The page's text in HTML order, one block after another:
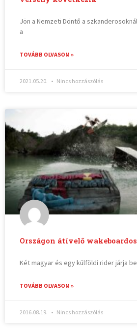
Jön a Nemzeti Döntő a
a
TOVÁBB OLVASOM »
2021.05.20. Nincs hozzászólás
Országon átívelő
Két magyar és egy külföldi rider járja
TOVÁBB OLVASOM »
2016.08.19. Nincs hozzászólás